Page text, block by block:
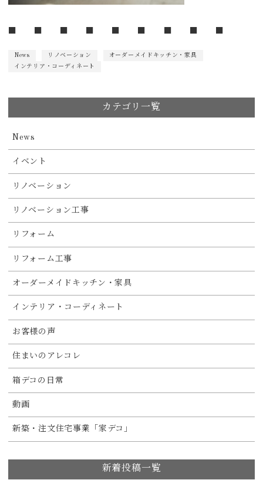
News リノベーション
オーダーメイドキッチン・家具
インテリア・コーディネート
カテゴリ一覧
News
イベント
リノベーション
リノベーション工事
リフォーム
リフォーム工事
オーダーメイドキッチン・家具
インテリア・コーディネート
お客様の声
住まいのアレコレ
箱デコの日常
動画
新築・注文住宅事業「家デコ」
新着投稿一覧